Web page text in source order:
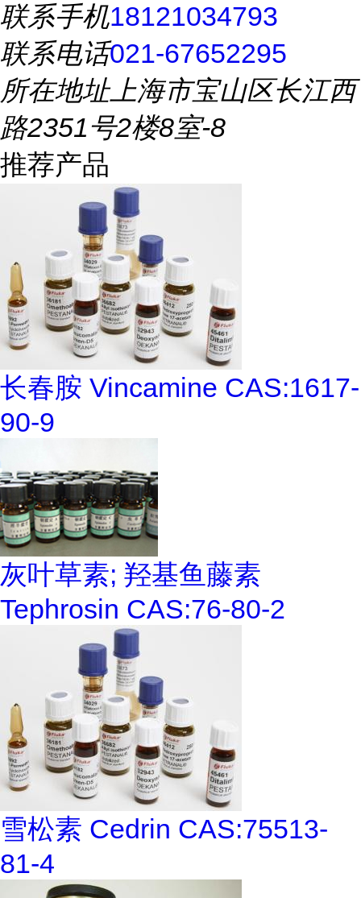
联系手机18121034793
联系电话021-67652295
所在地址上海市宝山区长江西
路2351号2楼8室-8
推荐产品
长春胺 Vincamine CAS:1617-
90-9
灰叶草素; 羟基鱼藤素
Tephrosin CAS:76-80-2
雪松素 Cedrin CAS:75513-
81-4